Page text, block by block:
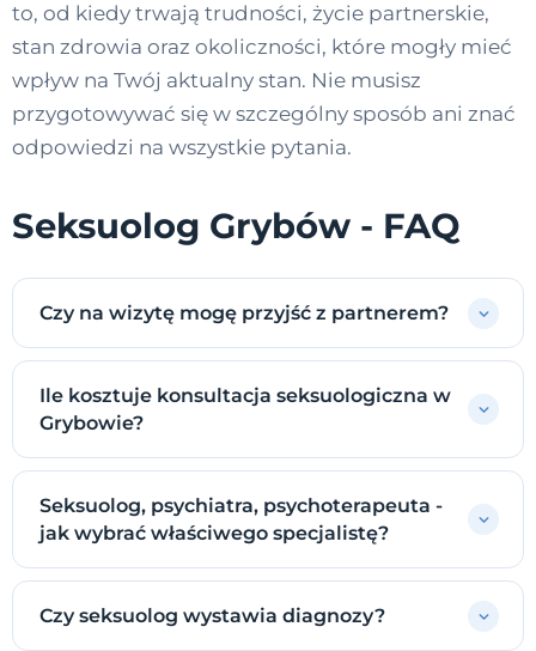
to, od kiedy trwają trudności, życie partnerskie,
stan zdrowia oraz okoliczności, które mogły mieć
wpływ na Twój aktualny stan. Nie musisz
przygotowywać się w szczególny sposób ani znać
odpowiedzi na wszystkie pytania.
Seksuolog Grybów - FAQ
Czy na wizytę mogę przyjść z partnerem?
Ile kosztuje konsultacja seksuologiczna w
Grybowie?
Seksuolog, psychiatra, psychoterapeuta -
jak wybrać właściwego specjalistę?
Czy seksuolog wystawia diagnozy?